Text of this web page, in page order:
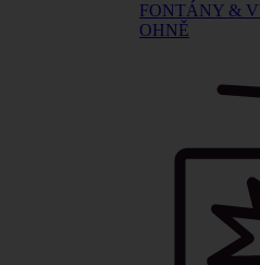
FONTÁNY &
OHNĚ